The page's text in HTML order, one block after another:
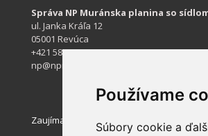
Používame
Súbory cookie a
Správa NP Muránska planina so
ul. Janka Kráľa 12
05001 Revúca
+421 584 422 061
np@npmuranskaplanina.sk
Zaujímavé stránky